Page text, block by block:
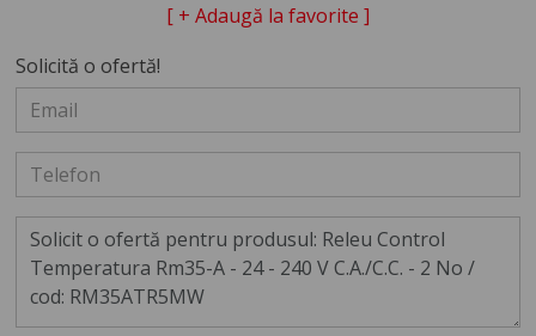
[ + Adaugă la favorite ]
Solicită o ofertă!